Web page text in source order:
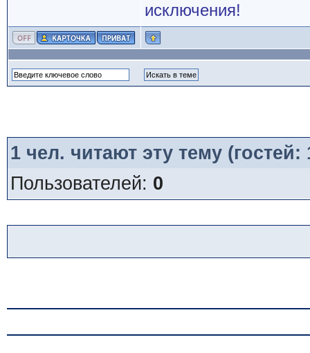
исключения!
1чел. читают эту тему
Пользователей: 0